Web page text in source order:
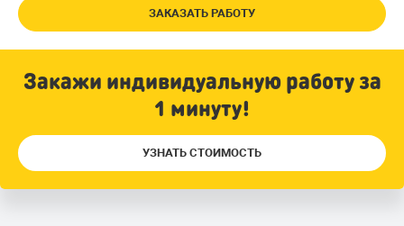
ЗАКАЗАТЬ РАБОТУ
Закажи индивидуальную работу за
1 минуту!
УЗНАТЬ СТОИМОСТЬ